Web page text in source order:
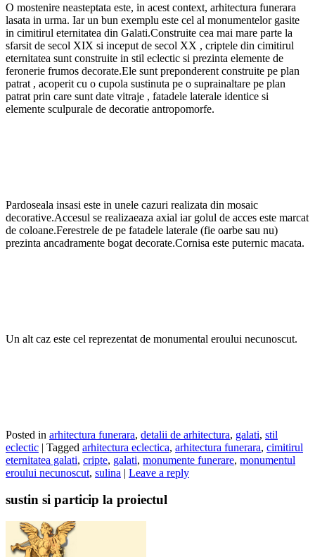
O mostenire neasteptata este, in acest context, arhitectura funerara
lasata in urma. Iar un bun exemplu este cel al monumentelor gasite
in cimitirul eternitatea din Galati.Construite cea mai mare parte la
sfarsit de secol XIX si inceput de secol XX , criptele din cimitirul
eternitatea sunt construite in stil eclectic si prezinta elemente de
feronerie frumos decorate.Ele sunt preponderent construite pe plan
patrat , acoperit cu o cupola sustinuta pe o suprainaltare pe plan
patrat prin care sunt date vitraje , fatadele laterale identice si
elemente sculpurale de decoratie antropomorfe.
Pardoseala insasi este in unele cazuri realizata din mosaic
decorative.Accesul se realizaeaza axial iar golul de acces este marcat
de coloane.Ferestrele de pe fatadele laterale (fie oarbe sau nu)
prezinta ancadramente bogat decorate.Cornisa este puternic macata.
Un alt caz este cel reprezentat de monumental eroului necunoscut.
Posted in arhitectura funerara, detalii de arhitectura, galati, stil
eclectic | Tagged arhitectura eclectica, arhitectura funerara, cimitirul
eternitatea galati, cripte, galati, monumente funerare, monumentul
eroului necunoscut, sulina | Leave a reply
sustin si particip la proiectul